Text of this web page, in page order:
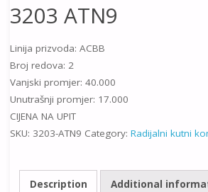
3203 ATN9
Linija prizvoda: ACBB
Broj redova: 2
Vanjski promjer: 40.000
Unutrašnji promjer: 17.000
CIJENA NA UPIT
SKU: 3203-ATN9 Category: Radijalni kutni
Description Additional